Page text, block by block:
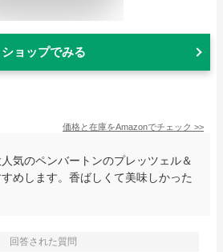
ショップでみる
価格と在庫をAmazonでチェック >>
気のペンバートンのプレッツェル＆
めします。香ばしくて美味しかった
回答された質問